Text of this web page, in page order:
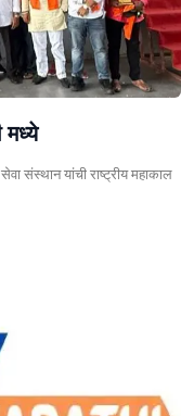
मध्ये
संस्थान यांची राष्ट्रीय महाकाल